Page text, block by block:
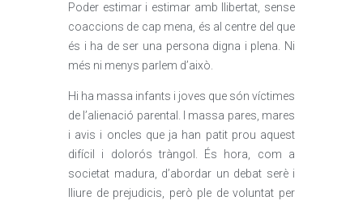
Poder estimar i estimar amb llibertat, sense
coaccions de cap mena, és al centre del que
és i ha de ser una persona digna i plena. Ni
més ni menys parlem d’això.
Hi ha massa infants i joves que són víctimes
de l’alienació parental. I massa pares, mares
i avis i oncles que ja han patit prou aquest
difícil i dolorós tràngol. És hora, com a
societat madura, d’abordar un debat serè i
lliure de prejudicis, però ple de voluntat per